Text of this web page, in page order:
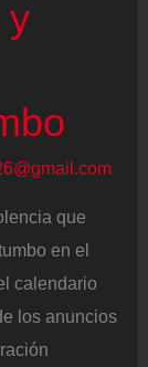
y
que
en el
calendario
los anuncios